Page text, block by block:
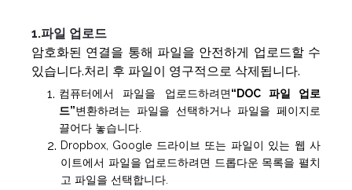
1.파일 업로드
암호화된 연결을 통해 파일을 안전하게 업로드할 수
있습니다.처리 후 파일이 영구적으로 삭제됩니다.
컴퓨터에서 파일을 업로드하려면“DOC 파일 업로
드”변환하려는 파일을 선택하거나 파일을 페이지로
끌어다 놓습니다.
Dropbox, Google 드라이브 또는 파일이 있는 웹 사
이트에서 파일을 업로드하려면 드롭다운 목록을 펼치
고 파일을 선택합니다.